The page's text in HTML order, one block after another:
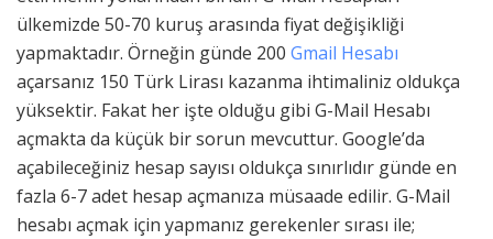
ülkemizde 50-70 kuruş arasında fiyat değişikliği
yapmaktadır. Örneğin günde 200 Gmail Hesabı
açarsanız 150 Türk Lirası kazanma ihtimaliniz oldukça
yüksektir. Fakat her işte olduğu gibi G-Mail Hesabı
açmakta da küçük bir sorun mevcuttur. Google’da
açabileceğiniz hesap sayısı oldukça sınırlıdır günde en
fazla 6-7 adet hesap açmanıza müsaade edilir. G-Mail
hesabı açmak için yapmanız gerekenler sırası ile;